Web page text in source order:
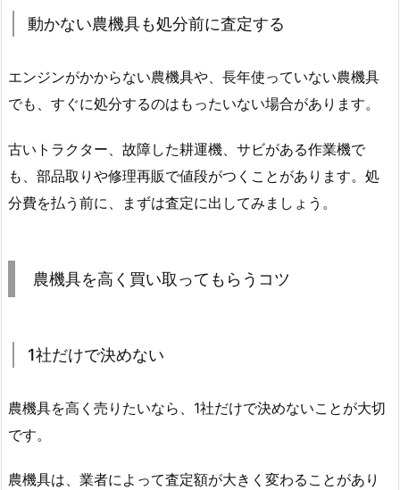
動かない農機具も処分前に査定する
エンジンがかからない農機具や、長年使っていない農機具
でも、すぐに処分するのはもったいない場合があります。
古いトラクター、故障した耕運機、サビがある作業機で
も、部品取りや修理再販で値段がつくことがあります。処
分費を払う前に、まずは査定に出してみましょう。
農機具を高く買い取ってもらうコツ
1社だけで決めない
農機具を高く売りたいなら、1社だけで決めないことが大切
です。
農機具は、業者によって査定額が大きく変わることがあり